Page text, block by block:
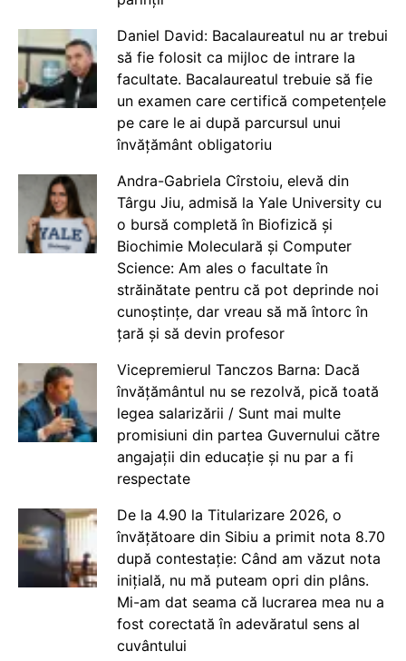
Daniel David: Bacalaureatul nu ar trebui
să fie folosit ca mijloc de intrare la
facultate. Bacalaureatul trebuie să fie
un examen care certifică competențele
pe care le ai după parcursul unui
învățământ obligatoriu
Andra-Gabriela Cîrstoiu, elevă din
Târgu Jiu, admisă la Yale University cu
o bursă completă în Biofizică și
Biochimie Moleculară și Computer
Science: Am ales o facultate în
străinătate pentru că pot deprinde noi
cunoștințe, dar vreau să mă întorc în
țară și să devin profesor
Vicepremierul Tanczos Barna: Dacă
învățământul nu se rezolvă, pică toată
legea salarizării / Sunt mai multe
promisiuni din partea Guvernului către
angajații din educație și nu par a fi
respectate
De la 4.90 la Titularizare 2026, o
învățătoare din Sibiu a primit nota 8.70
după contestație: Când am văzut nota
inițială, nu mă puteam opri din plâns.
Mi-am dat seama că lucrarea mea nu a
fost corectată în adevăratul sens al
cuvântului